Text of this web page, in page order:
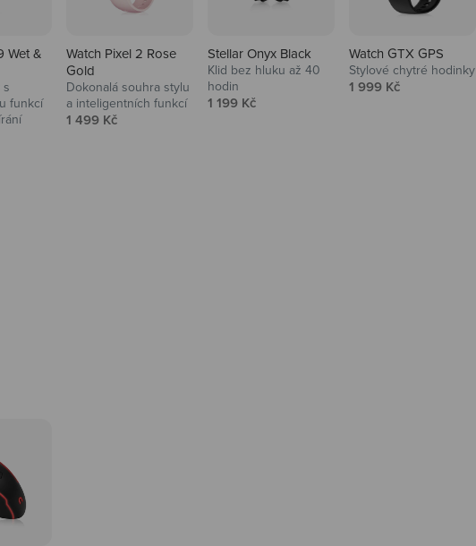
Wet &
s
funkcí
Watch Pixel 2 Rose
Gold
Dokonalá souhra stylu
a inteligentních funkcí
Prodejní cena
1 499 Kč
Stellar Onyx Black
Klid bez hluku až 40
hodin
Prodejní cena
1 199 Kč
Watch GTX GPS
Stylové chytré hodinky
Prodejní cena
1 999 Kč